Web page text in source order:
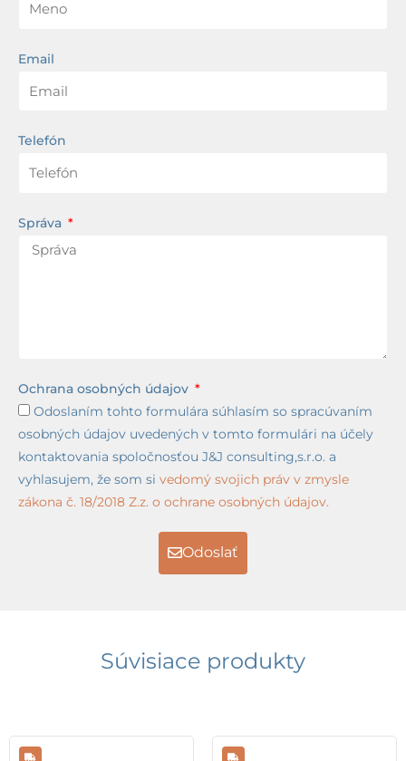
Email
Telefón
Správa
Ochrana osobných údajov
Odoslaním tohto formulára súhlasím so spracúvaním
osobných údajov uvedených v tomto formulári na účely
kontaktovania spoločnosťou J&J consulting,s.r.o. a
vyhlasujem, že som si vedomý svojich práv v zmysle
zákona č. 18/2018 Z.z. o ochrane osobných údajov.
Odoslať
Súvisiace produkty